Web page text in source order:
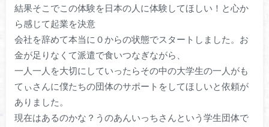
結果そこでこの体験を日本の人に体験してほしい！と心か
ら感じて起業を決意
会社を辞めて本当に０からの状態でスタートしました。お
金が足りなくて派遣で食いつなぎながら、
一人一人を大切にしていったらその中の大学生の一人がも
てぃさんに僕たちの団体のサポートをしてほしいと依頼が
ありました。
現在はあるのかな？うのあんいっちさんという学生団体で